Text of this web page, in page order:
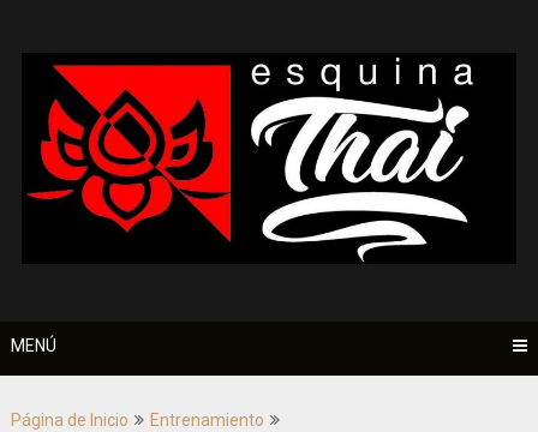
contenido
MENÚ
Página de Inicio
Entrenamiento